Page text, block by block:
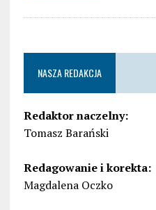
NASZA REDAKCJA
Redaktor naczelny:
Tomasz Barański
Redagowanie i korekta:
Magdalena Oczko